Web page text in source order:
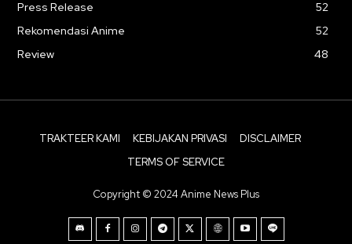
Press Release
52
Rekomendasi Anime
52
Review
48
TRAKTEER KAMI KEBIJAKAN PRIVASI
DISCLAIMER
TERMS OF SERVICE
Copyright © 2024 Anime News Plus